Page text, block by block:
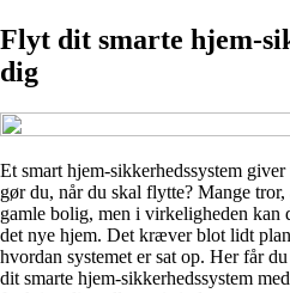
Flyt dit smarte hjem-
dig
Et smart hjem-sikkerhedssystem
gør du, når du skal flytte? Mange
gamle bolig, men i virkeligheden kan
det nye hjem. Det kræver blot lidt
hvordan systemet er sat op. Her får
dit smarte hjem-sikkerhedssystem